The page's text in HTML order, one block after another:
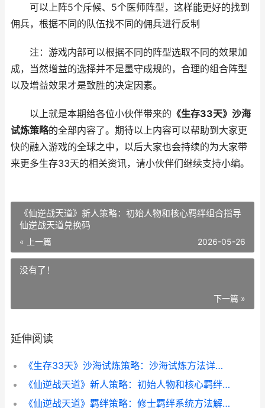
可以上阵5个斥候、5个医师阵型，这样能更好的找到
佣兵，根据不同的队伍找不同的佣兵进行反制
注：游戏内部可以根据不同的阵型选取不同的效果加
成，当然增益的选择并不是墨守成规的，合理的组合阵型
以及增益效果才是致胜的决定因素。
以上就是本期给各位小伙伴带来的 《生存33天》沙海
试炼策略的全部内容了。期待以上内容可以帮助到大家更
快的融入游戏的全球之中，以后大家也会持续的为大家带
来更多生存33天的相关资讯，请小伙伴们继续支持小编。
《仙逆战天道》新人策略：初始人物和核心羁绊组合指导
仙逆战天道兑换码
« 上一篇 2026-05-26
没有了！
下一篇 »
延伸阅读
《生存33天》沙海试炼策略：沙海试炼方法详细解答&通关思路 生存31天
《仙逆战天道》新人策略：初始人物和核心羁绊组合指导 仙逆战天道兑换码
《仙逆战天道》羁绊策略：修士羁绊系统方法解析 仙逆战天道手游下载